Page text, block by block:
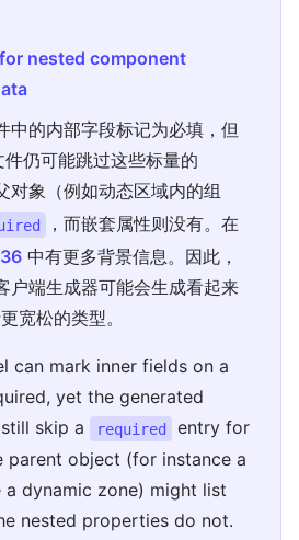
nested component
中的内部字段标记为必填，但
仍可能跳过这些标量的
对象（例如动态区域内的组
，而嵌套属性则没有。在
中有更多背景信息。因此，
户端生成器可能会生成看起来
宽松的类型。
can mark inner fields on a
yet the generated
skip a
required
entry for
parent object (for instance a
dynamic zone) might list
nested properties do not.